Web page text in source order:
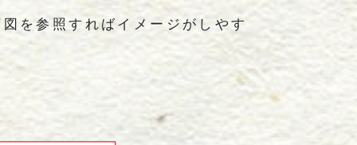
を参照すればイメージがしやす